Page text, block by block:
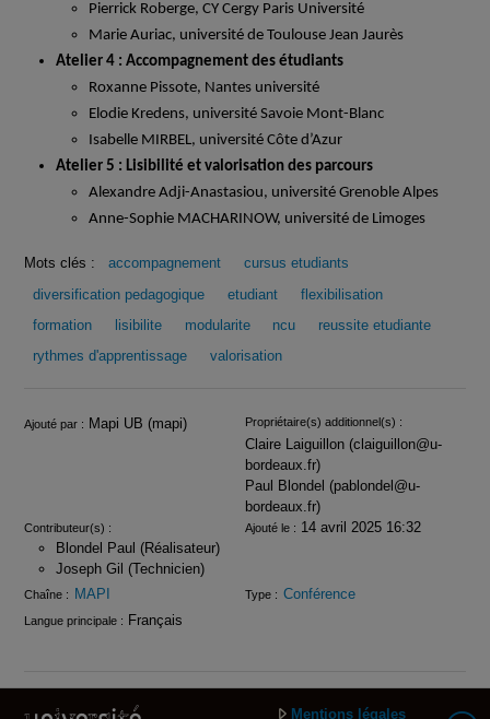
Pierrick Roberge, CY Cergy Paris Université
Marie Auriac, université de Toulouse Jean Jaurès
Atelier 4 : Accompagnement des étudiants
Roxanne Pissote, Nantes université
Elodie Kredens, université Savoie Mont-Blanc
Isabelle MIRBEL, université Côte d’Azur
Atelier 5 : Lisibilité et valorisation des parcours
Alexandre Adji-Anastasiou, université Grenoble Alpes
Anne-Sophie MACHARINOW, université de Limoges
Mots clés : accompagnement
cursus etudiants
diversification pedagogique
etudiant
flexibilisation
formation
lisibilite modularite ncu
reussite etudiante
rythmes d'apprentissage
valorisation
Infos
Ajouté par : Mapi UB (mapi) Propriétaire(s) additionnel(s) :
Claire Laiguillon (claiguillon@u-
bordeaux.fr)
Paul Blondel (pablondel@u-
bordeaux.fr)
Contributeur(s) :
Blondel Paul (Réalisateur)
Joseph Gil (Technicien)
Ajouté le : 14 avril 2025 16:32
Chaîne : MAPI Type : Conférence
Langue principale : Français
Mentions légales